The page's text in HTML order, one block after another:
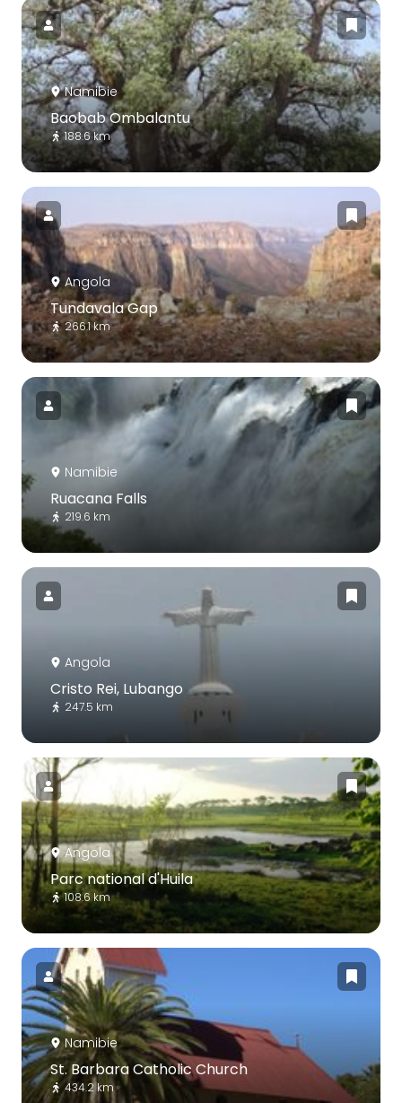
Namibie
Baobab Ombalantu
188.6 km
Angola
Tundavala Gap
266.1 km
Namibie
Ruacana Falls
219.6 km
Angola
Cristo Rei, Lubango
247.5 km
Angola
Parc national d'Huila
108.6 km
Namibie
St. Barbara Catholic Church
434.2 km